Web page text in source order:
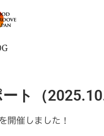
ト（
催しました！